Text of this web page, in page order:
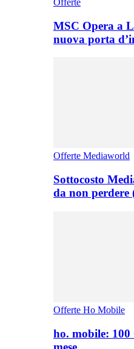
Offerte
MSC Opera a
nuova porta
Offerte Mediaworld
Sottocosto
da non
Offerte Ho Mobile
ho. mobile: 100